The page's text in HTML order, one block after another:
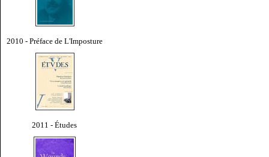
2010 - Préface de L'Imposture
2011 - Études